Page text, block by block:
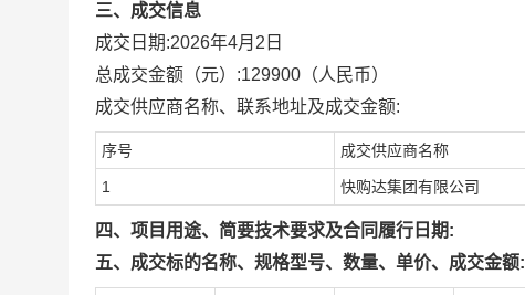
三、成交信息
成交日期:2026年4月2日
总成交金额（元）:129900 （人民币）
成交供应商名称、联系地址及成交金额:
序号 成交供应商名称
1 快购达集团有限公司
四、项目用途、简要技术要求及合同履行日期:
五、成交标的名称、规格型号、数量、单价、成交金额: